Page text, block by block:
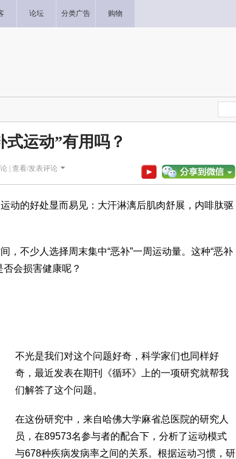
论坛 分类广告 购物
式运动”有用吗？
| 查看/发表评论
动的好处显而易见：大汗淋漓后肌肉舒展，内啡肽驱
，不少人选择周末集中“恶补”一周运动量。这种“恶补
会损害健康呢？
不光是我们对这个问题好奇，科学家们也同样好
奇，最近发表在期刊《循环》上的一项研究就帮我
们解答了这个问题。
在这份研究中，来自哈佛大学麻省总医院的研究人
员，在89573名参与者的配合下，分析了运动模式
与678种疾病发病率之间的关系。根据运动习惯，研